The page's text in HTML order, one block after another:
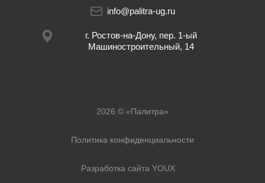
info@palitra-ug.ru
г. Ростов-на-Дону, пер. 1-ый
Машиностроительный, 14
2026 © «Палитра»
Политика конфиденциальности
Разработка сайта YOUX